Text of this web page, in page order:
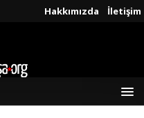
Hakkımızda İletişim